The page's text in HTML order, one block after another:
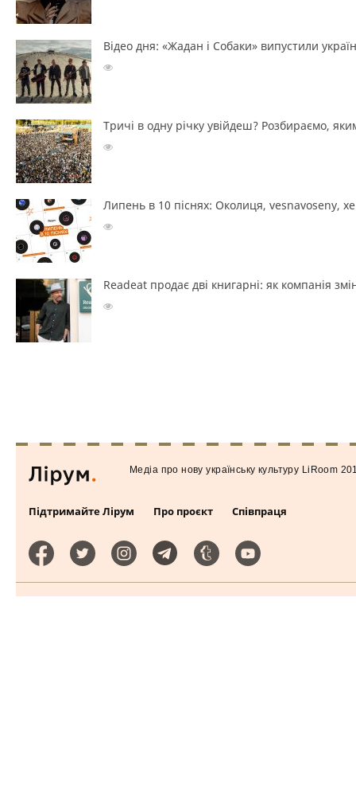
Відео дня: «Жадан і Собаки» випустили
Тричі в одну річку увійдеш? Розбираємо,
Липень в 10 піснях: Околиця, vesnavoseny,
Readeat продає дві книгарні: як компанія
Підтримайте Лірум Про проєкт Співпраця
Медiа про нову українську культуру LiRoom